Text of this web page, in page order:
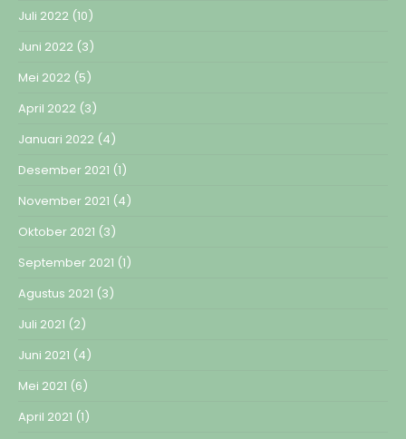
Juli 2022 (10)
Juni 2022 (3)
Mei 2022 (5)
April 2022 (3)
Januari 2022 (4)
Desember 2021 (1)
November 2021 (4)
Oktober 2021 (3)
September 2021 (1)
Agustus 2021 (3)
Juli 2021 (2)
Juni 2021 (4)
Mei 2021 (6)
April 2021 (1)